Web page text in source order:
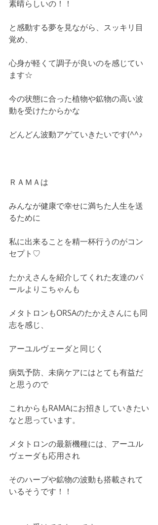
素晴らしいの！！
と感動する夢を見ながら、スッキリ目
覚め、
心身が軽くて調子が良いのを感じてい
ます☆
今の状態に合った植物や鉱物の高い波
動を受けたからかな
どんどん波動アゲていきたいです(^^♪
ＲＡＭＡは
みんなが健康で幸せに満ちた人生を送
るために
私に出来ることを精一杯行うのがコン
セプト♡
たかえさんを紹介してくれた友達のパ
ールよりこちゃんも
メタトロンもORSAのたかえさんにも同
志を感じ、
アーユルヴェーダと同じく
病気予防、未病ケアにはとても有益だ
と思うので
これからもRAMAにお招きしていきたい
なと思っています。
メタトロンの最新機種には、アーユル
ヴェーダも応用され
そのハーブや鉱物の波動も搭載されて
いるそうです！！